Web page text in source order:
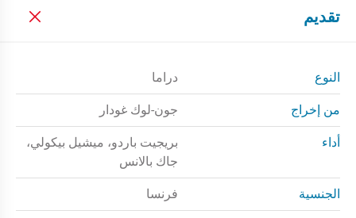
تقديم
النوع دراما
من إخراج جون-لوك غودار
أداء
بريجيت باردو، ميشيل بيكولي،
جاك بالانس
الجنسية فرنسا